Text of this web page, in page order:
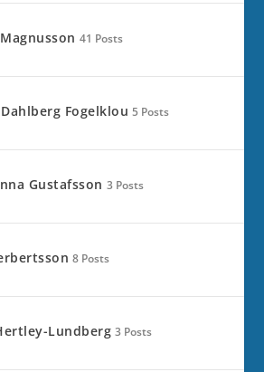
41 Posts
Fogelklou 5 Posts
Gustafsson 3 Posts
8 Posts
Lundberg 3 Posts